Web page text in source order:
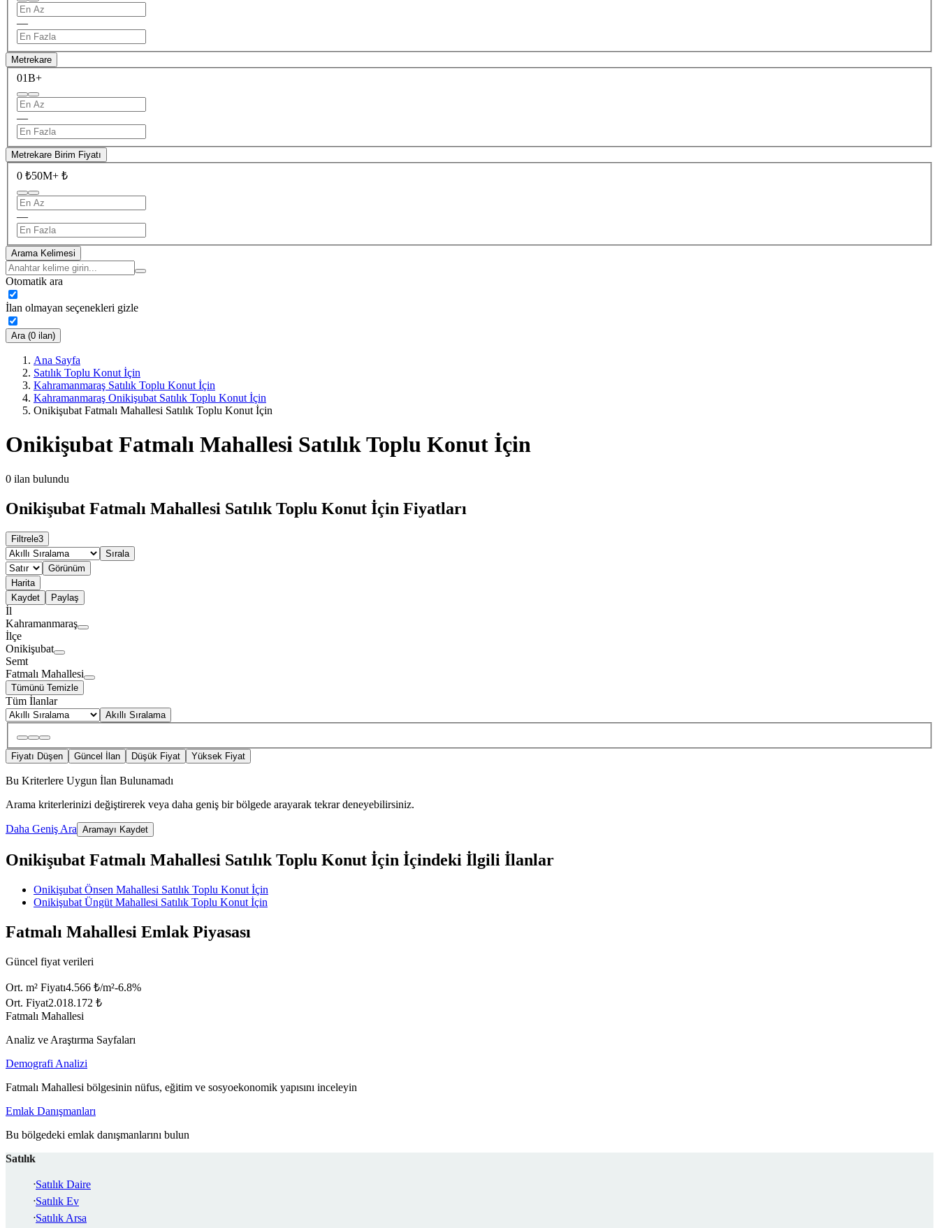
—
Metrekare
01B+
—
Metrekare Birim Fiyatı
0 ₺50M+ ₺
—
Arama Kelimesi
Otomatik ara
İlan olmayan seçenekleri gizle
Ara (0 ilan)
Ana Sayfa
Satılık Toplu Konut İçin
Kahramanmaraş Satılık Toplu Konut İçin
Kahramanmaraş Onikişubat Satılık Toplu Konut İçin
Onikişubat Fatmalı Mahallesi Satılık Toplu Konut İçin
Onikişubat Fatmalı Mahallesi Satılık Toplu Konut İçin
0 ilan bulundu
Onikişubat Fatmalı Mahallesi Satılık Toplu Konut İçin Fiyatları
Filtrele3
Sırala
Görünüm
Harita
Kaydet
Paylaş
İl
Kahramanmaraş
İlçe
Onikişubat
Semt
Fatmalı Mahallesi
Tümünü Temizle
Tüm İlanlar
Akıllı Sıralama
Fiyatı Düşen Güncel İlan Düşük Fiyat Yüksek Fiyat
Bu Kriterlere Uygun İlan Bulunamadı
Arama kriterlerinizi değiştirerek veya daha geniş bir bölgede arayarak tekrar deneyebilirsiniz.
Daha Geniş Ara Aramayı Kaydet
Onikişubat Fatmalı Mahallesi Satılık Toplu Konut İçin İçindeki İlgili İlanlar
Onikişubat Önsen Mahallesi Satılık Toplu Konut İçin
Onikişubat Üngüt Mahallesi Satılık Toplu Konut İçin
Fatmalı Mahallesi Emlak Piyasası
Güncel fiyat verileri
Ort. m² Fiyatı4.566 ₺/m²-6.8%
Ort. Fiyat2.018.172 ₺
Fatmalı Mahallesi
Analiz ve Araştırma Sayfaları
Demografi Analizi
Fatmalı Mahallesi bölgesinin nüfus, eğitim ve sosyoekonomik yapısını inceleyin
Emlak Danışmanları
Bu bölgedeki emlak danışmanlarını bulun
Satılık
Satılık Daire
Satılık Ev
Satılık Arsa